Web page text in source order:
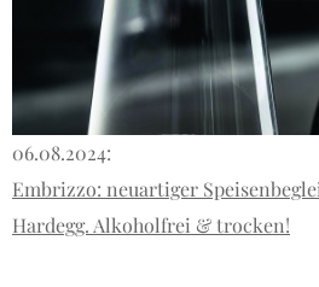
06.08.2024:
Embrizzo: neuartiger
Hardegg. Alkoholfrei & trocken!